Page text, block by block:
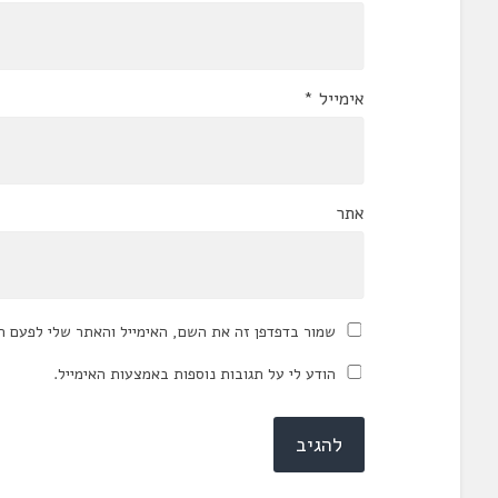
אימייל *
אתר
שמור בדפדפן זה את השם, האימייל והאתר שלי לפעם
הודע לי על תגובות נוספות באמצעות האימייל.